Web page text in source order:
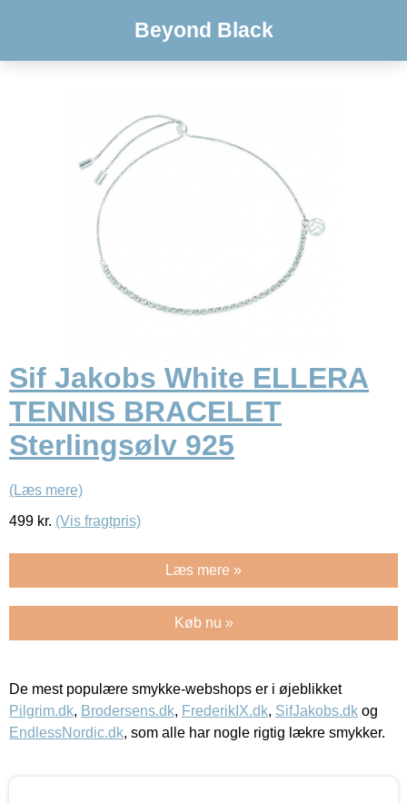
Beyond Black
Sif Jakobs White ELLERA
TENNIS BRACELET
Sterlingsølv 925
(Læs mere)
499 kr. (Vis fragtpris)
Læs mere »
Køb nu »
De mest populære smykke-webshops er i øjeblikket
Pilgrim.dk, Brodersens.dk, FrederikIX.dk, SifJakobs.dk og
EndlessNordic.dk, som alle har nogle rigtig lækre smykker.